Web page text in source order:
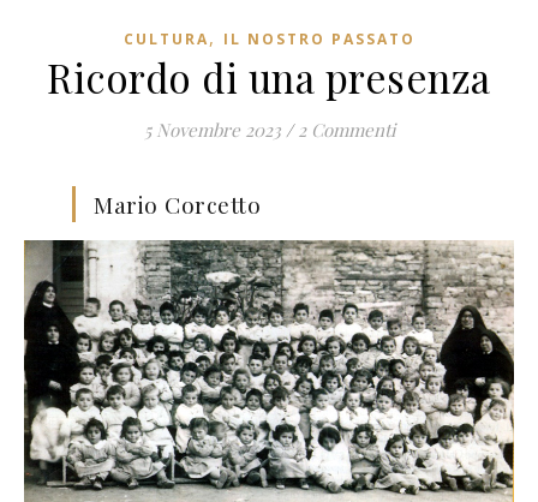
CULTURA, IL NOSTRO PASSATO
Ricordo di una presenza
5 Novembre 2023 / 2 Commenti
Mario Corcetto